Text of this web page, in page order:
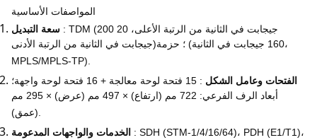
المواصفات الأساسية
: TDM (200 جيجابت في الثانية من الرتبة الأعلى، 20
جيجابت في الثانية من الرتبة الأدنى)؛ حزمة (160 جيجابت في الثانية،
MPLS/MPLS-TP).
الفتحات وعامل الشكل : 15 فتحة لوحة معالجة + 16 فتحة لوحة واجهة؛
أبعاد الرف الفرعي: 722 مم (ارتفاع) × 497 مم (عرض) × 295 مم
(عمق).
: SDH (STM-1/4/16/64)، PDH (E1/T1)،